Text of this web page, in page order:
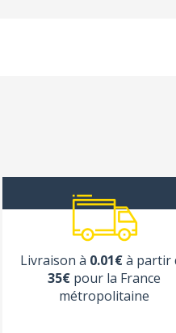
Livraison à 0.01€à partir
35€ pour la France
métropolitaine